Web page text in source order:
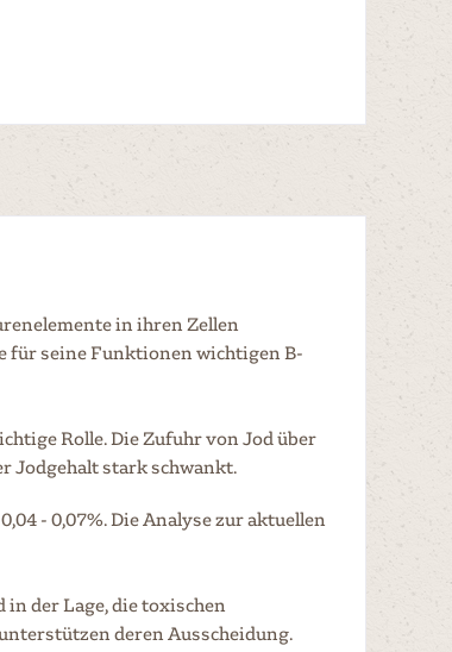
in ihren Zellen
für seine Funktionen wichtigen B-
Rolle. Die Zufuhr von Jod über
Jodgehalt stark schwankt.
- 0,07%. Die Analyse zur aktuellen
der Lage, die toxischen
deren Ausscheidung.